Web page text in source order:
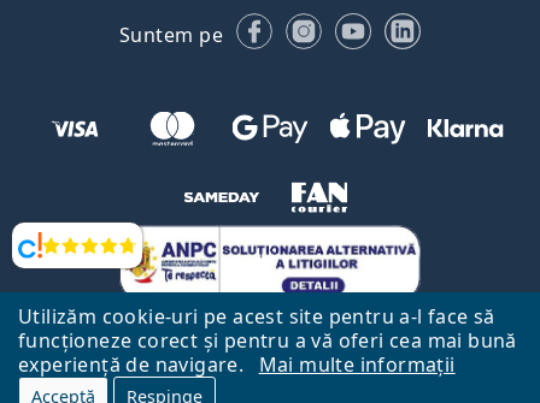
Utilizăm cookie-uri pe acest site pentru a-l face să
funcționeze corect și pentru a vă oferi cea mai bună
experiență de navigare.
Mai multe informații
Acceptă Respinge
Opinii
Suntem pe FacebookInstagram
YouTubeLinkedIn